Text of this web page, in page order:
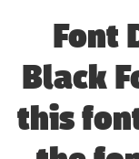
Font
Black
this